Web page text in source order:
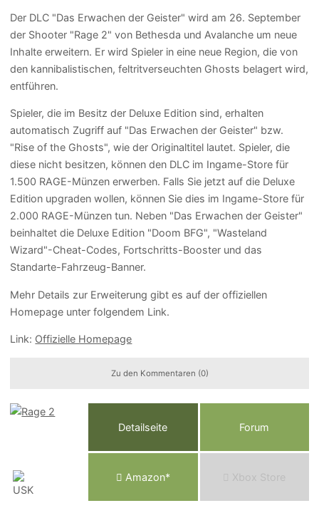
Der DLC "Das Erwachen der Geister" wird am 26. September
der Shooter "Rage 2" von Bethesda und Avalanche um neue
Inhalte erweitern. Er wird Spieler in eine neue Region, die von
den kannibalistischen, feltritverseuchten Ghosts belagert wird,
entführen.
Spieler, die im Besitz der Deluxe Edition sind, erhalten
automatisch Zugriff auf "Das Erwachen der Geister" bzw.
"Rise of the Ghosts", wie der Originaltitel lautet. Spieler, die
diese nicht besitzen, können den DLC im Ingame-Store für
1.500 RAGE-Münzen erwerben. Falls Sie jetzt auf die Deluxe
Edition upgraden wollen, können Sie dies im Ingame-Store für
2.000 RAGE-Münzen tun. Neben "Das Erwachen der Geister"
beinhaltet die Deluxe Edition "Doom BFG", "Wasteland
Wizard"-Cheat-Codes, Fortschritts-Booster und das
Standarte-Fahrzeug-Banner.
Mehr Details zur Erweiterung gibt es auf der offiziellen
Homepage unter folgendem Link.
Link: Offizielle Homepage
Zu den Kommentaren (0)
Detailseite Forum
Amazon* Xbox Store